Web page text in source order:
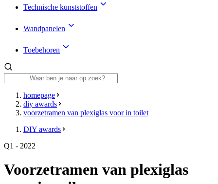
Technische kunststoffen
Wandpanelen
Toebehoren
homepage
diy awards
voorzetramen van plexiglas voor in toilet
DIY awards
Q1 - 2022
Voorzetramen van plexiglas